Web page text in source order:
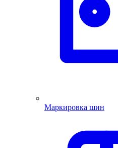
Маркировка шин